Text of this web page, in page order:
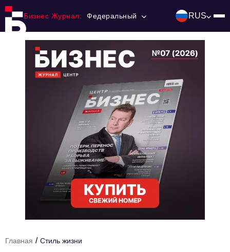
Бизнес Журнал: Федеральный RUS
Ниши и рынки
Технологии и тренды
Главная / Стиль жизни